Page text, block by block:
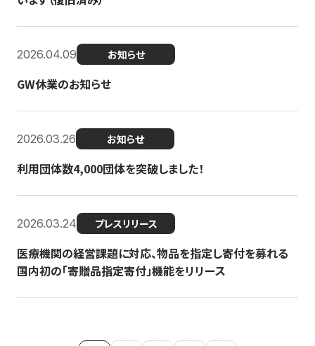
2026.04.09 お知らせ
GW休業のお知らせ
2026.03.26 お知らせ
利用団体数4,000団体を突破しました！
2026.03.24 プレスリリース
医療機関の経営課題に対応、物品を指定し寄付を募れる
国内初の「寄贈品指定寄付」機能をリリース